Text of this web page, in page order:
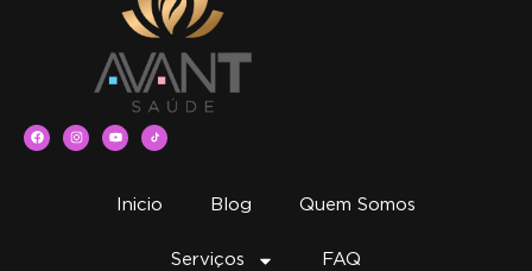
Inicio Blog Quem Somos
Serviços FAQ